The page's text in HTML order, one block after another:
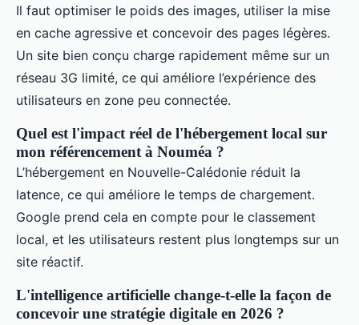
Il faut optimiser le poids des images, utiliser la mise
en cache agressive et concevoir des pages légères.
Un site bien conçu charge rapidement même sur un
réseau 3G limité, ce qui améliore l’expérience des
utilisateurs en zone peu connectée.
Quel est l'impact réel de l'hébergement local sur
mon référencement à Nouméa ?
L’hébergement en Nouvelle-Calédonie réduit la
latence, ce qui améliore le temps de chargement.
Google prend cela en compte pour le classement
local, et les utilisateurs restent plus longtemps sur un
site réactif.
L'intelligence artificielle change-t-elle la façon de
concevoir une stratégie digitale en 2026 ?